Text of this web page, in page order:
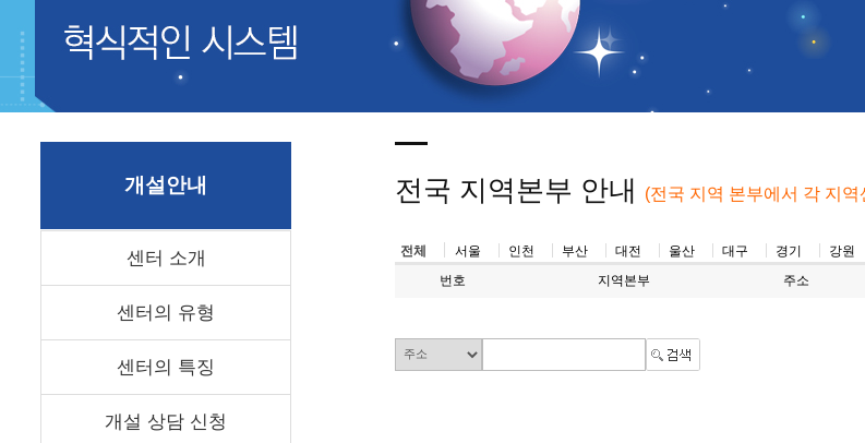
개설안내
센터 소개
센터의 유형
센터의 특징
개설 상담 신청
전국 지역본부 안내 (전국 지역 본부에서 각 지
전체 서울 인천 부산 대전 울산 대구 경기 강원
번호
지역본부 주소